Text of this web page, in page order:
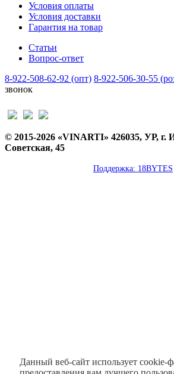
Условия оплаты
Условия доставки
Гарантия на товар
Статьи
Вопрос-ответ
8-922-508-62-92 (опт) 8-922-506-30-55
звонок
© 2015-2026 «VINARTI» 426035, УР, г.
Советская, 45
Поддержка: 18BYTES
Данный веб-сайт использует cookie-